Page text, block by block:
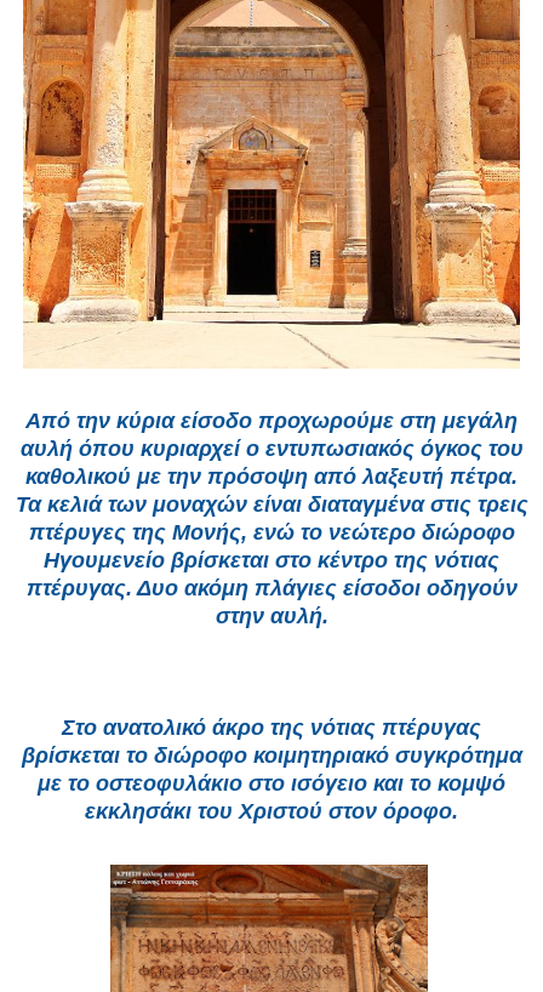
Από την κύρια είσοδο προχωρούμε στη μεγάλη
αυλή όπου κυριαρχεί ο εντυπωσιακός όγκος του
καθολικού με την πρόσοψη από λαξευτή πέτρα.
Τα κελιά των μοναχών είναι διαταγμένα στις τρεις
πτέρυγες της Μονής, ενώ το νεώτερο διώροφο
Ηγουμενείο βρίσκεται στο κέντρο της νότιας
πτέρυγας. Δυο ακόμη πλάγιες είσοδοι οδηγούν
στην αυλή.
Στο ανατολικό άκρο της νότιας πτέρυγας
βρίσκεται το διώροφο κοιμητηριακό συγκρότημα
με το οστεοφυλάκιο στο ισόγειο και το κομψό
εκκλησάκι του Χριστού στον όροφο.